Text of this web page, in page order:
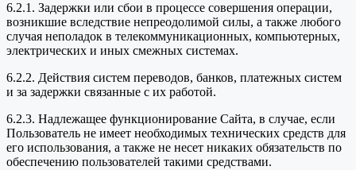
6.2.1. Задержки или сбои в процессе совершения операции,
возникшие вследствие непреодолимой силы, а также любого
случая неполадок в телекоммуникационных, компьютерных,
электрических и иных смежных системах.
6.2.2. Действия систем переводов, банков, платежных систем
и за задержки связанные с их работой.
6.2.3. Надлежащее функционирование Сайта, в случае, если
Пользователь не имеет необходимых технических средств для
его использования, а также не несет никаких обязательств по
обеспечению пользователей такими средствами.